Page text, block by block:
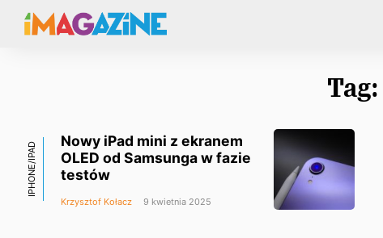
Tag:
IPHONE/IPAD
Nowy iPad mini z ekranem
OLED od Samsunga w fazie
testów
Krzysztof Kołacz 9 kwietnia 2025